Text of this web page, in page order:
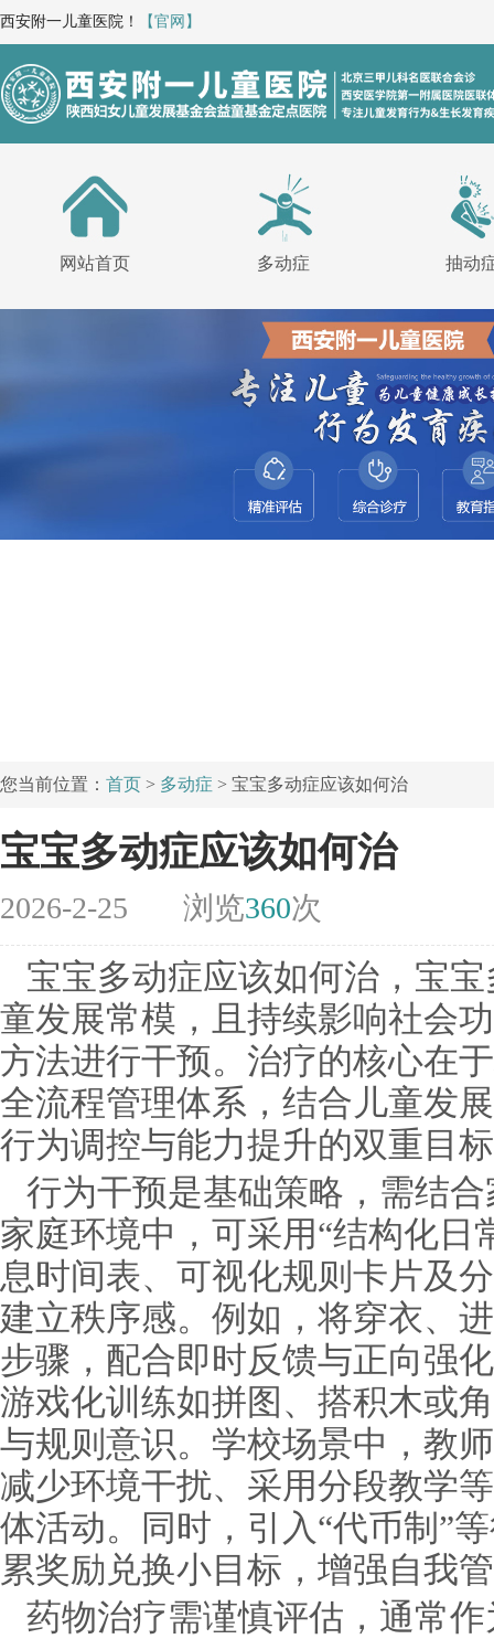
西安附一儿童医院！ 【官网】
网站首页 多动症 抽动
您当前位置： 首页 > 多动症 > 宝宝多动症应该如何治
宝宝多动症应该如何治
2026-2-25 浏览360次
宝宝多动症应该如何治，宝
童发展常模，且持续影响社会
方法进行干预。治疗的核心在
全流程管理体系，结合儿童发
行为调控与能力提升的双重目
行为干预是基础策略，需结
家庭环境中，可采用“结构化日
息时间表、可视化规则卡片及
建立秩序感。例如，将穿衣、
步骤，配合即时反馈与正向强
游戏化训练如拼图、搭积木或
与规则意识。学校场景中，教
减少环境干扰、采用分段教学
体活动。同时，引入“代币制”
累奖励兑换小目标，增强自我
药物治疗需谨慎评估，通常